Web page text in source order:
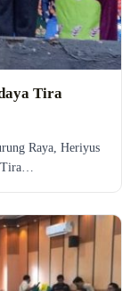
Tira
Raya, Heriyus